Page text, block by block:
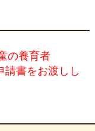
の養育者
書をお渡しし